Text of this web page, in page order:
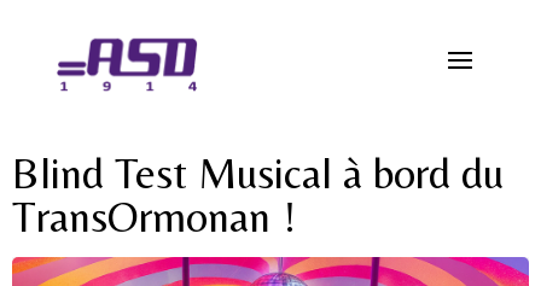
Blind Test Musical à bord du
TransOrmonan !